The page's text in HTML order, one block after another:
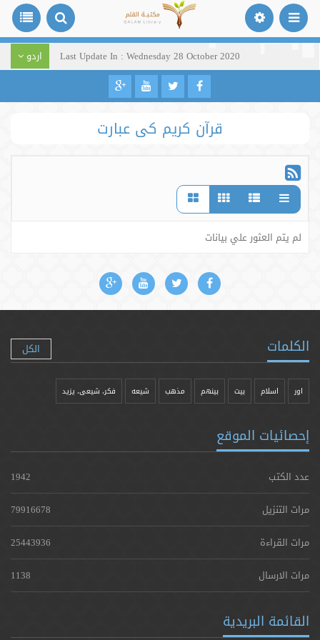
Last Update In : Wednesday 28 October 2020 اردو
قرآن کریم کی عبارت
لم يتم العثور علي بيانات
الكلمات الكل
اور اسلام بیت بينهم مذهب شيعه فکر، شیعی، یزيد
إحصائيات الموقع
عدد الكتب
1942
مرات التنزيل
79916678
مرات القراءة
25443936
مرات الارسال
1138
القائمة البريدية